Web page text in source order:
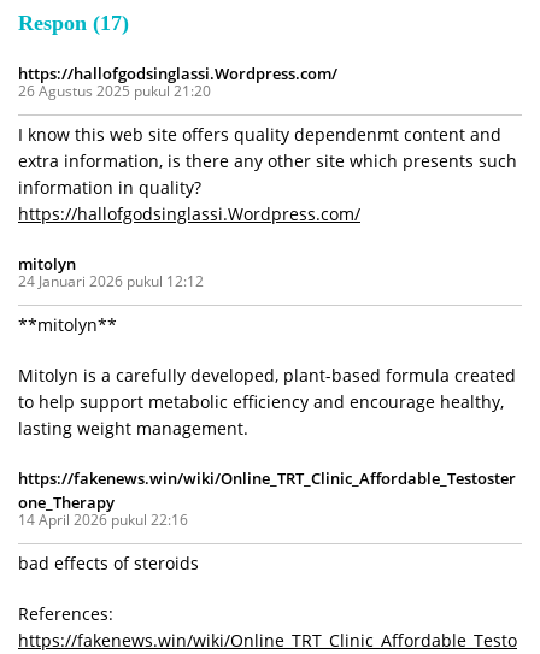
Respon (17)
https://hallofgodsinglassi.Wordpress.com/
26 Agustus 2025 pukul 21:20
I know this web site offers quality dependenmt content and
extra information, is there any other site which presents such
information in quality?
https://hallofgodsinglassi.Wordpress.com/
mitolyn
24 Januari 2026 pukul 12:12
**mitolyn**
Mitolyn is a carefully developed, plant-based formula created
to help support metabolic efficiency and encourage healthy,
lasting weight management.
https://fakenews.win/wiki/Online_TRT_Clinic_Affordable_Testoster
one_Therapy
14 April 2026 pukul 22:16
bad effects of steroids
References:
https://fakenews.win/wiki/Online_TRT_Clinic_Affordable_Testo